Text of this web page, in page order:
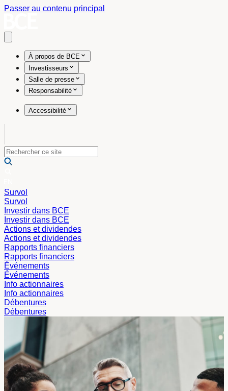
Passer au contenu principal
À propos de BCE
Investisseurs
Salle de presse
Responsabilité
Accessibilité
Survol
Survol
Investir dans BCE
Investir dans BCE
Actions et dividendes
Actions et dividendes
Rapports financiers
Rapports financiers
Événements
Événements
Info actionnaires
Info actionnaires
Débentures
Débentures